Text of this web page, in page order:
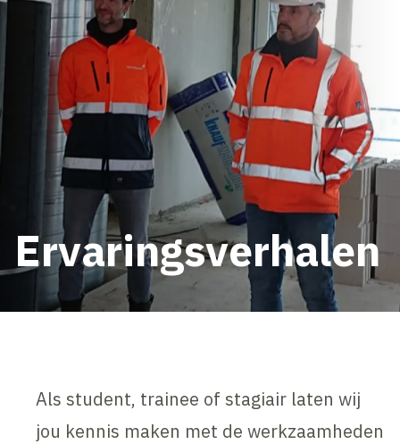
Ervaringsverhalen
Als student, trainee of stagiair laten wij
jou kennis maken met de werkzaamheden